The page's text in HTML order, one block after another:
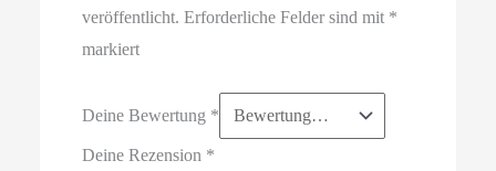
veröffentlicht. Erforderliche Felder sind mit *
markiert
Deine Bewertung *
Deine Rezension *